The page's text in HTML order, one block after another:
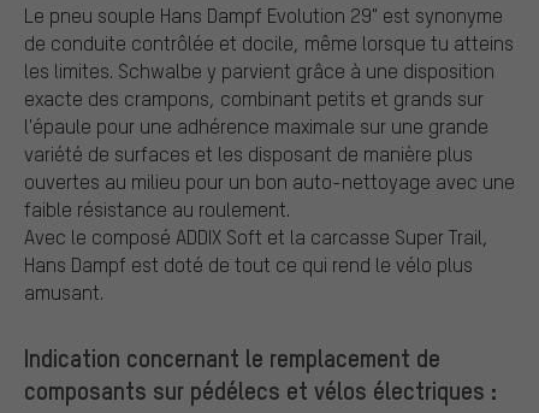
Le pneu souple Hans Dampf Evolution 29" est synonyme
de conduite contrôlée et docile, même lorsque tu atteins
les limites. Schwalbe y parvient grâce à une disposition
exacte des crampons, combinant petits et grands sur
l'épaule pour une adhérence maximale sur une grande
variété de surfaces et les disposant de manière plus
ouvertes au milieu pour un bon auto-nettoyage avec une
faible résistance au roulement.
Avec le composé ADDIX Soft et la carcasse Super Trail,
Hans Dampf est doté de tout ce qui rend le vélo plus
amusant.
Indication concernant le remplacement de
composants sur pédélecs et vélos électriques :